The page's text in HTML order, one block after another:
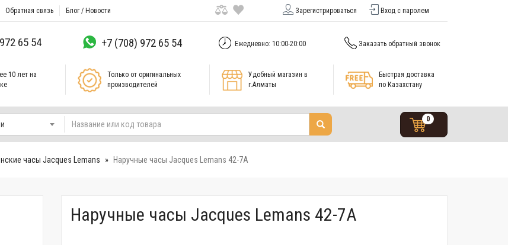
Обратная связь Блог / Новости Зарегистрироваться Вход с паролем
65 54 +7 (708) 972 65 54 Ежедневно: 10:00-20:00 Заказать обратный звонок
10 лет на
Только от оригинальных
производителей
Удобный магазин в
г.Алматы
Быстрая доставка
по Казахстану
0
часы Jacques Lemans Наручные часы Jacques Lemans 42-7A
Наручные часы Jacques Lemans 42-7A